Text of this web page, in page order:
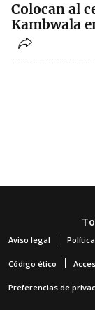
Colocan al
Kambwala
Aviso legal
Código ético
Preferencias de